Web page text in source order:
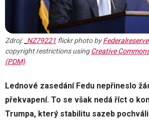
Zdroj: _NZ79221 flickr photo byFederalreserve
copyright restrictions usingCreative
(PDM)
Lednové zasedání Fedu nepřineslo
překvapení. To se však nedá říct o
Trumpa, který stabilitu sazeb